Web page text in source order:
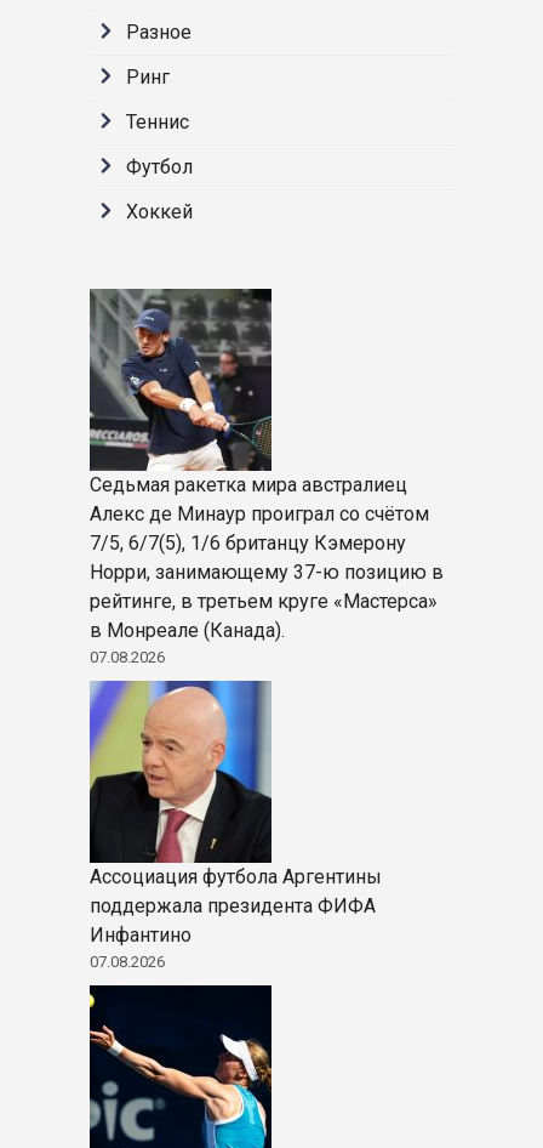
Разное
Ринг
Теннис
Футбол
Хоккей
Седьмая ракетка мира австралиец
Алекс де Минаур проиграл со счётом
7/5, 6/7(5), 1/6 британцу Кэмерону
Норри, занимающему 37-ю позицию в
рейтинге, в третьем круге «Мастерса»
в Монреале (Канада).
07.08.2026
Ассоциация футбола Аргентины
поддержала президента ФИФА
Инфантино
07.08.2026